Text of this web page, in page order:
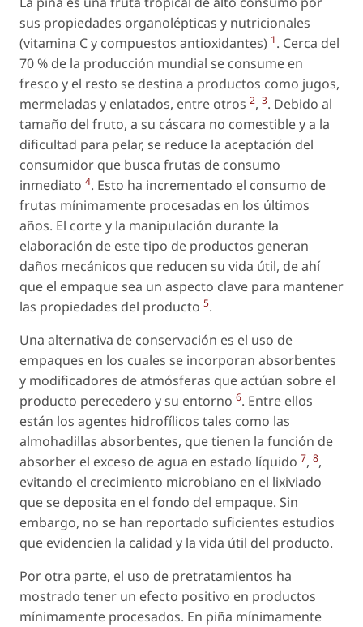
sus propiedades organolépticas y nutricionales
(vitamina C y compuestos antioxidantes) 1. Cerca del
70 % de la producción mundial se consume en
fresco y el resto se destina a productos como jugos,
mermeladas y enlatados, entre otros 2, 3. Debido al
tamaño del fruto, a su cáscara no comestible y a la
dificultad para pelar, se reduce la aceptación del
consumidor que busca frutas de consumo
inmediato 4. Esto ha incrementado el consumo de
frutas mínimamente procesadas en los últimos
años. El corte y la manipulación durante la
elaboración de este tipo de productos generan
daños mecánicos que reducen su vida útil, de ahí
que el empaque sea un aspecto clave para mantener
las propiedades del producto 5.
Una alternativa de conservación es el uso de
empaques en los cuales se incorporan absorbentes
y modificadores de atmósferas que actúan sobre el
producto perecedero y su entorno 6. Entre ellos
están los agentes hidrofílicos tales como las
almohadillas absorbentes, que tienen la función de
absorber el exceso de agua en estado líquido 7, 8,
evitando el crecimiento microbiano en el lixiviado
que se deposita en el fondo del empaque. Sin
embargo, no se han reportado suficientes estudios
que evidencien la calidad y la vida útil del producto.
Por otra parte, el uso de pretratamientos ha
mostrado tener un efecto positivo en productos
mínimamente procesados. En piña mínimamente